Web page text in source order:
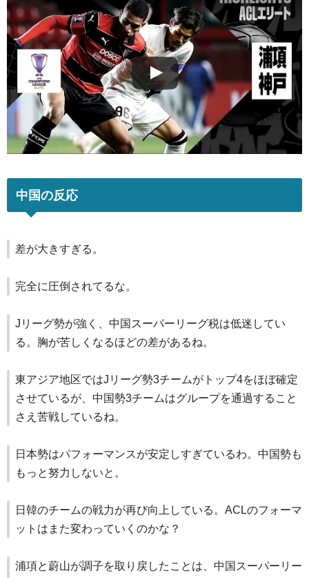
中国の反応
差が大きすぎる。
完全に圧倒されてるな。
Jリーグ勢が強く、中国スーパーリーグ税は低迷してい
る。胸が苦しくなるほどの差があるね。
東アジア地区ではJリーグ勢3チームがトップ4をほぼ確定
させているが、中国勢3チームはグループを通過すること
さえ苦戦しているね。
日本勢はパフォーマンスが安定しすぎているわ。中国勢も
もっと努力しないと。
日韓のチームの戦力が再び向上している。ACLのフォーマ
ットはまた変わっていくのかな？
浦項と蔚山が調子を取り戻したことは、中国スーパーリー